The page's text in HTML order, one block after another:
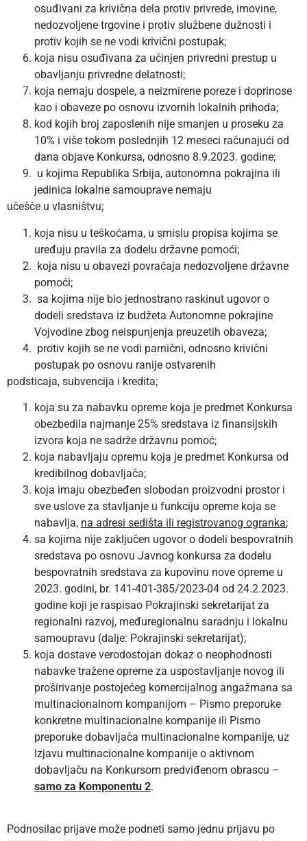
osuđivani za krivična dela protiv privrede, imovine,
nedozvoljene trgovine i protiv službene dužnosti i
protiv kojih se ne vodi krivični postupak;
koja nisu osuđivana za učinjen privredni prestup u
obavljanju privredne delatnosti;
koja nemaju dospele, a neizmirene poreze i doprinose
kao i obaveze po osnovu izvornih lokalnih prihoda;
kod kojih broj zaposlenih nije smanjen u proseku za
10% i više tokom poslednjih 12 meseci računajući od
dana objave Konkursa, odnosno 8.9.2023. godine;
u kojima Republika Srbija, autonomna pokrajina ili
jedinica lokalne samouprave nemaju
učešće u vlasništvu;
koja nisu u teškoćama, u smislu propisa kojima se
uređuju pravila za dodelu državne pomoći;
koja nisu u obavezi povraćaja nedozvoljene državne
pomoći;
sa kojima nije bio jednostrano raskinut ugovor o
dodeli sredstava iz budžeta Autonomne pokrajine
Vojvodine zbog neispunjenja preuzetih obaveza;
protiv kojih se ne vodi parnični, odnosno krivični
postupak po osnovu ranije ostvarenih
podsticaja, subvencija i kredita;
koja su za nabavku opreme koja je predmet Konkursa
obezbedila najmanje 25% sredstava iz finansijskih
izvora koja ne sadrže državnu pomoć;
koja nabavljaju opremu koja je predmet Konkursa od
kredibilnog dobavljača;
koja imaju obezbeđen slobodan proizvodni prostor i
sve uslove za stavljanje u funkciju opreme koja se
nabavlja, na adresi sedišta ili registrovanog ogranka;
sa kojima nije zaključen ugovor o dodeli bespovratnih
sredstava po osnovu Javnog konkursa za dodelu
bespovratnih sredstava za kupovinu nove opreme u
2023. godini, br. 141-401-385/2023-04 od 24.2.2023.
godine koji je raspisao Pokrajinski sekretarijat za
regionalni razvoj, međuregionalnu saradnju i lokalnu
samoupravu (dalje: Pokrajinski sekretarijat);
koja dostave verodostojan dokaz o neophodnosti
nabavke tražene opreme za uspostavljanje novog ili
proširivanje postojećeg komercijalnog angažmana sa
multinacionalnom kompanijom – Pismo preporuke
konkretne multinacionalne kompanije ili Pismo
preporuke dobavljača multinacionalne kompanije, uz
Izjavu multinacionalne kompanije o aktivnom
dobavljaču na Konkursom predviđenom obrascu –
samo za Komponentu 2.
Podnosilac prijave može podneti samo jednu prijavu po